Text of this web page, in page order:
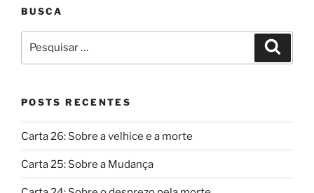
BUSCA
por:
POSTS RECENTES
Carta 26: Sobre a velhice e a morte
Carta 25: Sobre a Mudança